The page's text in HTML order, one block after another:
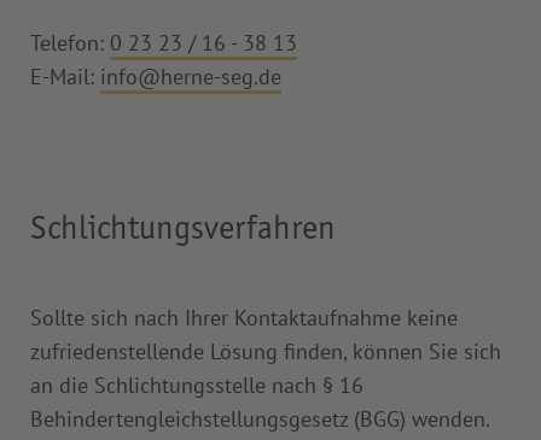
Telefon: 0 23 23 / 16 - 38 13
E-Mail: info@herne-seg.de
Schlichtungsverfahren
Sollte sich nach Ihrer Kontaktaufnahme keine
zufriedenstellende Lösung finden, können Sie sich
an die Schlichtungsstelle nach § 16
Behindertengleichstellungsgesetz (BGG) wenden.